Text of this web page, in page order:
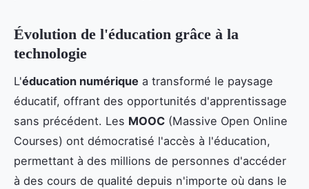
Évolution de l'éducation grâce à la
technologie
L'éducation numérique a transformé le paysage
éducatif, offrant des opportunités d'apprentissage
sans précédent. Les MOOC (Massive Open Online
Courses) ont démocratisé l'accès à l'éducation,
permettant à des millions de personnes d'accéder
à des cours de qualité depuis n'importe où dans le